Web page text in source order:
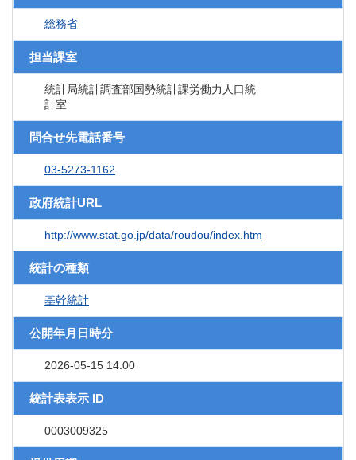
総務省
担当課室
統計局統計調査部国勢統計課労働力人口統
計室
問合せ先電話番号
03-5273-1162
政府統計URL
http://www.stat.go.jp/data/roudou/index.htm
統計の種類
基幹統計
公開年月日時分
2026-05-15 14:00
統計表表示 ID
0003009325